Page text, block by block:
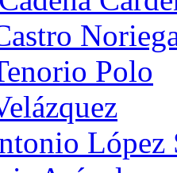
Polo
López